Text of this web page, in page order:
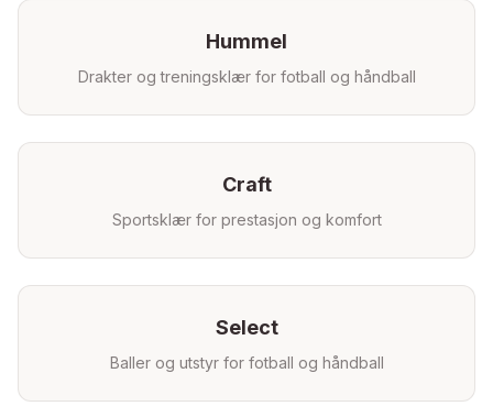
Hummel
Drakter og treningsklær for fotball og håndball
Craft
Sportsklær for prestasjon og komfort
Select
Baller og utstyr for fotball og håndball